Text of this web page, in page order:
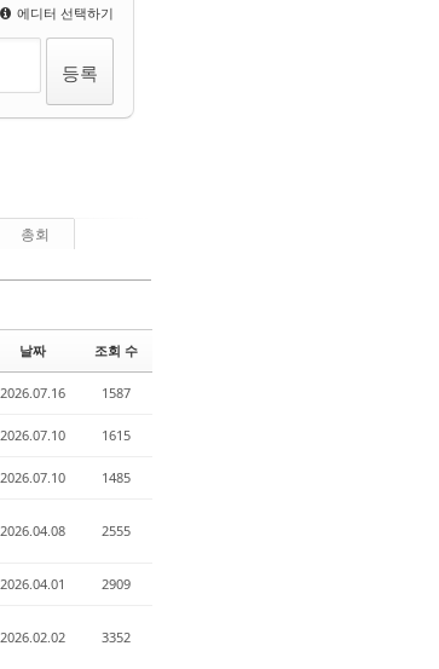
에디터 선택하기
총회
날짜 조회 수
2026.07.16 1587
2026.07.10 1615
2026.07.10 1485
2026.04.08 2555
2026.04.01 2909
2026.02.02 3352